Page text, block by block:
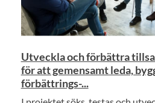
Utveckla och förbättra
för att gemensamt leda,
förbättrings-...